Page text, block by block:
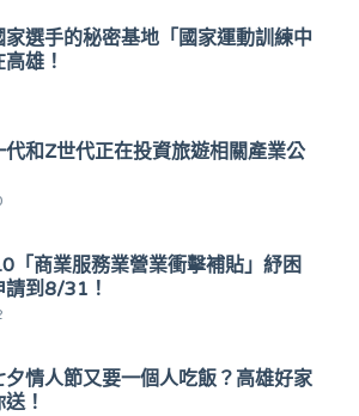
家選手的秘密基地「國家運動訓練中
雄！
代和Z世代正在投資旅遊相關產業公
「商業服務業營業衝擊補貼」紓困
請到8/31！
夕情人節又要一個人吃飯？高雄好家
！